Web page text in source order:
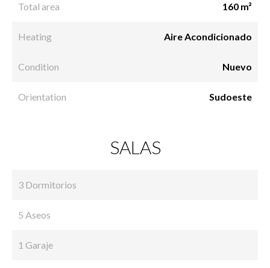
Total area 160 m²
Heating Aire Acondicionado
Condition Nuevo
Orientation Sudoeste
SALAS
3 Dormitorios
5 Aseos
1 Garaje